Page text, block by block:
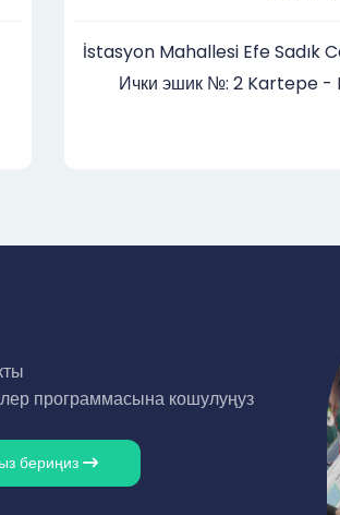
İstasyon Mahallesi Efe Sadık
Ички эшик №: 2 Kartepe -
программасына кошулуңуз
бериңиз